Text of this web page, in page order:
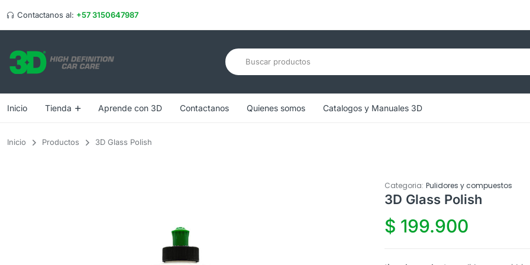
Contactanos al: +57 3150647987
Inicio Tienda Aprende con 3D Contactanos Quienes somos Catalogos y Manuales 3D
Inicio Productos 3D Glass Polish
Categoria: Pulidores y compuestos
3D Glass Polish
$ 199.900